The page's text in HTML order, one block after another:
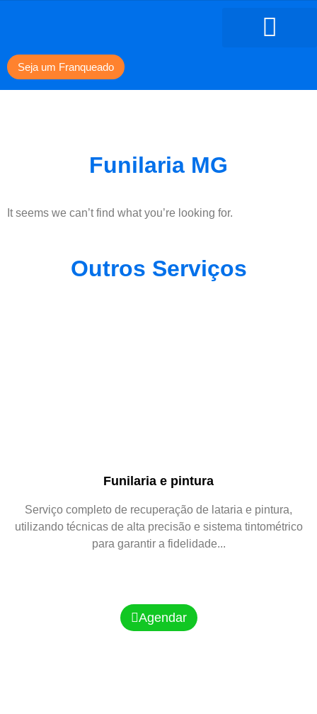
Seja um Franqueado
Funilaria MG
It seems we can’t find what you’re looking for.
Outros Serviços
Funilaria e pintura
Serviço completo de recuperação de lataria e pintura,
utilizando técnicas de alta precisão e sistema tintométrico
para garantir a fidelidade...
Agendar